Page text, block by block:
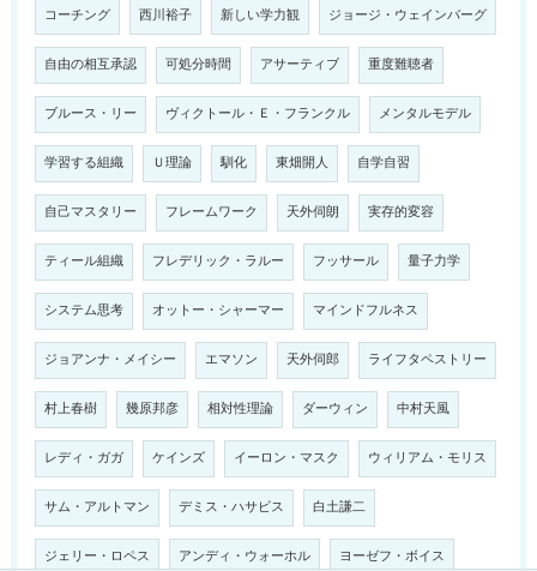
コーチング 西川裕子 新しい学力観 ジョージ・ウェインバーグ
自由の相互承認 可処分時間 アサーティブ 重度難聴者
ブルース・リー ヴィクトール・Ｅ・フランクル メンタルモデル
学習する組織 Ｕ理論 馴化 東畑開人 自学自習
自己マスタリー フレームワーク 天外伺朗 実存的変容
ティール組織 フレデリック・ラルー フッサール 量子力学
システム思考 オットー・シャーマー マインドフルネス
ジョアンナ・メイシー エマソン 天外伺郎 ライフタペストリー
村上春樹 幾原邦彦 相対性理論 ダーウィン 中村天風
レディ・ガガ ケインズ イーロン・マスク ウィリアム・モリス
サム・アルトマン デミス・ハサビス 白土謙二
ジェリー・ロペス アンディ・ウォーホル ヨーゼフ・ボイス